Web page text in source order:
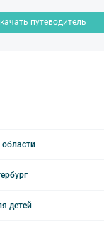
путеводитель
области
Интерьерные
Петербург на 2 дня
детей